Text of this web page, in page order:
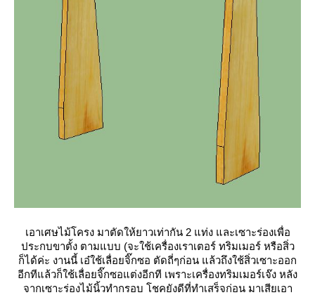
เอาเศษไม้โครง มาตัดให้ยาวเท่ากัน 2 แท่ง และเซาะร่องเพื่อ
ประกบขาตั้ง ตามแบบ (จะใช้เครื่องเราเตอร์ ทริมเมอร์ หรือสิ่ว
ก็ได้ค่ะ งานนี้ เอ๋ใช้เลื่อยจิ๊กซอ ตัดถี่ๆก่อน แล้วถึงใช้สิ่วเซาะออก
อีกทีแล้วก็ใช้เลื่อยจิ๊กซอแต่งอีกที เพราะเครื่องทริมเมอร์เจ๊ง หลัง
จากเซาะร่องไม้นิ้วทำกรอบ โชคยังดีที่ทำเสร็จก่อน มาเสียเอา